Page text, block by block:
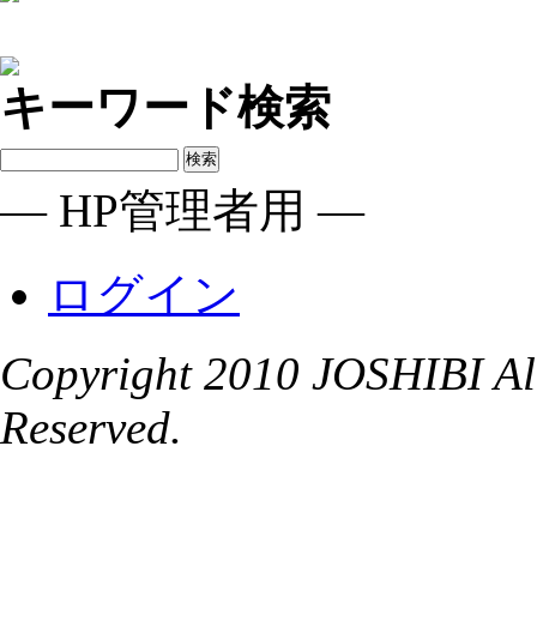
キーワード検索
― HP管理者用 ―
ログイン
Copyright 2010 JOSHIBI
Reserved.